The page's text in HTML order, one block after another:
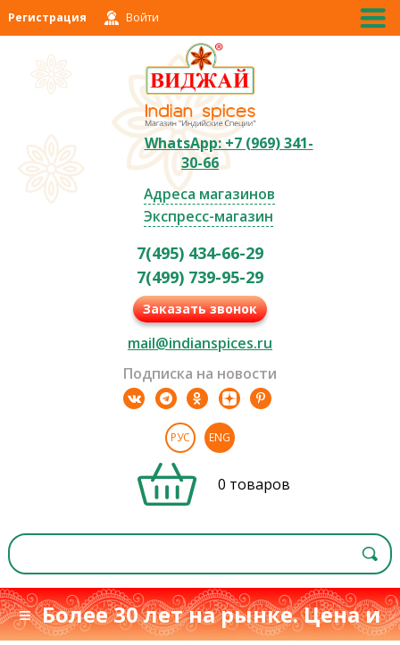
Регистрация Войти
WhatsApp: +7 (969) 341-
30-66
Адреса магазинов
Экспресс-магазин
7(495) 434-66-29
7(499) 739-95-29
Заказать звонок
mail@indianspices.ru
Подписка на новости
РУС ENG
0 товаров
≡ Более 30 лет на рынке. Цена и